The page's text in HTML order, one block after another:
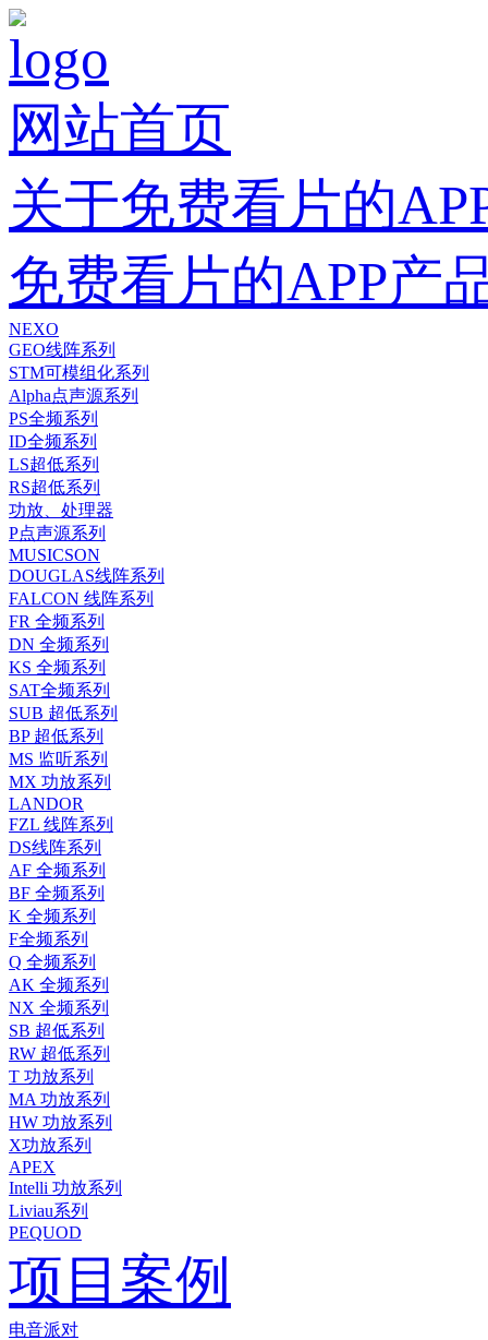
网站首页
关于免费看片的
免费看片的APP产
NEXO
GEO线阵系列
STM可模组化系列
Alpha点声源系列
PS全频系列
ID全频系列
LS超低系列
RS超低系列
功放、处理器
P点声源系列
MUSICSON
DOUGLAS线阵系列
FALCON 线阵系列
FR 全频系列
DN 全频系列
KS 全频系列
SAT全频系列
SUB 超低系列
BP 超低系列
MS 监听系列
MX 功放系列
LANDOR
FZL 线阵系列
DS线阵系列
AF 全频系列
BF 全频系列
K 全频系列
F全频系列
Q 全频系列
AK 全频系列
NX 全频系列
SB 超低系列
RW 超低系列
T 功放系列
MA 功放系列
HW 功放系列
X功放系列
APEX
Intelli 功放系列
Liviau系列
PEQUOD
项目案例
电音派对